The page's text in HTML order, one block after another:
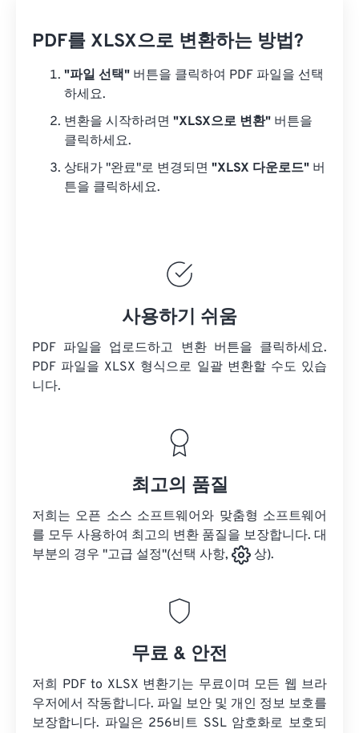
PDF를 XLSX으로 변환하는 방법?
"파일 선택" 버튼을 클릭하여 PDF 파일을 선택
하세요.
변환을 시작하려면 "XLSX으로 변환" 버튼을
클릭하세요.
상태가 "완료"로 변경되면 "XLSX 다운로드" 버
튼을 클릭하세요.
사용하기 쉬움
PDF 파일을 업로드하고 변환 버튼을 클릭하세요.
PDF 파일을 XLSX 형식으로 일괄 변환할 수도 있습
니다.
최고의 품질
저희는 오픈 소스 소프트웨어와 맞춤형 소프트웨어
를 모두 사용하여 최고의 변환 품질을 보장합니다. 대
부분의 경우 "고급 설정"(선택 사항,
상).
무료 & 안전
저희 PDF to XLSX 변환기는 무료이며 모든 웹 브라
우저에서 작동합니다. 파일 보안 및 개인 정보 보호를
보장합니다. 파일은 256비트 SSL 암호화로 보호되